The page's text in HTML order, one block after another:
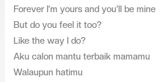
Forever I’m yours and you’ll be mine
But do you feel it too?
Like the way I do?
Aku calon mantu terbaik mamamu
Walaupun hatimu